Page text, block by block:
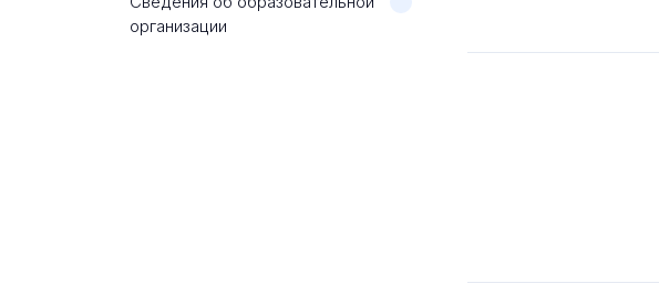
организации